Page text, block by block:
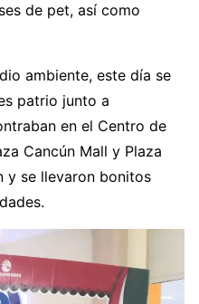
de pet, así como
ambiente, este día se
patrio junto a
en el Centro de
Cancún Mall y Plaza
y se llevaron bonitos